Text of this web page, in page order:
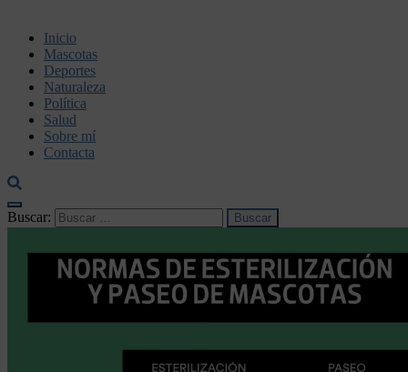
dnaservic.es
Inicio
Mascotas
Deportes
Naturaleza
Política
Salud
Sobre mí
Contacta
Buscar: